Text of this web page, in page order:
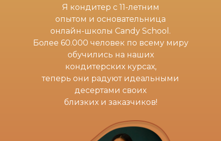
Я кондитер с 11-летним
опытом и основательница
онлайн-школы Candy School.
Более 60.000 человек по всему миру
обучились на наших
кондитерских курсах,
теперь они радуют идеальными
десертами своих
близких и заказчиков!